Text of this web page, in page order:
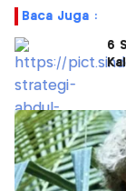
Baca Juga :
6